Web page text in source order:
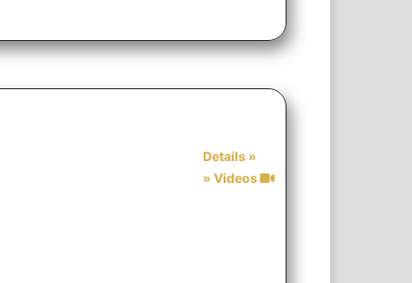
Details »
» Videos